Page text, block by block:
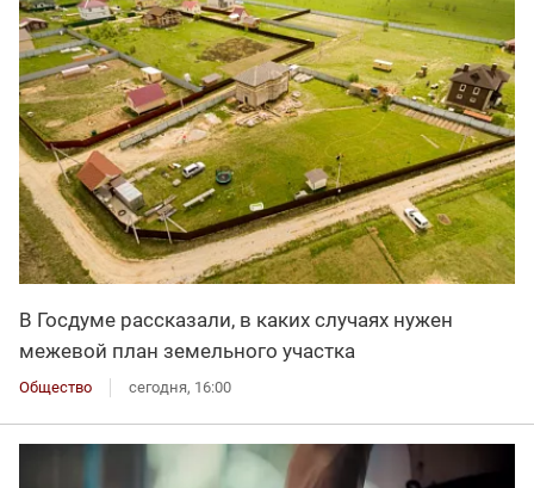
В Госдуме рассказали, в каких случаях нужен
межевой план земельного участка
Общество сегодня, 16:00